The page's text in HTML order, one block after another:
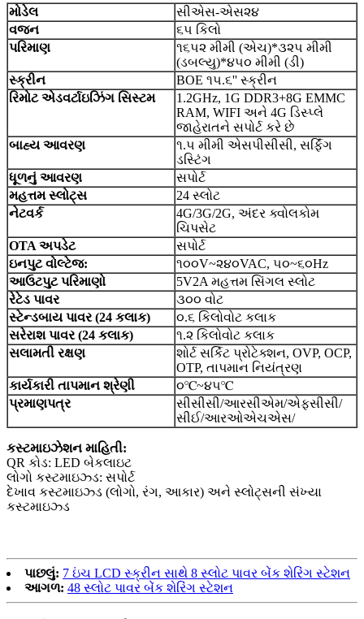
મોડેલ
સીએસ-એસ૨૪
વજન
૬૫ કિલો
પરિમાણ
૧૬૫૨ મીમી (એચ)*૩૨૫ મીમી
(ડબલ્યુ)*૪૫૦ મીમી (ડી)
સ્ક્રીન
BOE ૧૫.૬'' સ્ક્રીન
રિમોટ એડવર્ટાઇઝિંગ સિસ્ટમ
1.2GHz, 1G DDR3+8G EMMC
RAM, WIFI અને 4G ડિસ્પ્લે
જાહેરાતને સપોર્ટ કરે છે
બાહ્ય આવરણ
૧.૫ મીમી એસપીસીસી, સર્ફિંગ
ડસ્ટિંગ
ધૂળનું આવરણ
સપોર્ટ
મહત્તમ સ્લોટ્સ
24 સ્લોટ
નેટવર્ક
4G/3G/2G, અંદર ક્વોલકોમ
ચિપસેટ
OTA અપડેટ
સપોર્ટ
ઇનપુટ વોલ્ટેજ:
૧૦૦V~૨૪૦VAC, ૫૦~૬૦Hz
આઉટપુટ પરિમાણો
5V2A મહત્તમ સિંગલ સ્લોટ
રેટેડ પાવર
૩૦૦ વોટ
સ્ટેન્ડબાય પાવર (24 કલાક)
૦.૬ કિલોવોટ કલાક
સરેરાશ પાવર (24 કલાક)
૧.૨ કિલોવોટ કલાક
સલામતી રક્ષણ
શોર્ટ સર્કિટ પ્રોટેક્શન, OVP, OCP,
OTP, તાપમાન નિયંત્રણ
કાર્યકારી તાપમાન શ્રેણી
૦℃~૪૫℃
પ્રમાણપત્ર
સીસીસી/આરસીએમ/એફસીસી/
સીઈ/આરઓએચએસ/
કસ્ટમાઇઝેશન માહિતી:
QR કોડ: LED બેકલાઇટ
લોગો કસ્ટમાઇઝ્ડ: સપોર્ટ
દેખાવ કસ્ટમાઇઝ્ડ (લોગો, રંગ, આકાર) અને સ્લોટ્સની સંખ્યા
કસ્ટમાઇઝ્ડ
પાછલું: 7 ઇંચ LCD સ્ક્રીન સાથે 8 સ્લોટ પાવર બેંક શેરિંગ સ્ટેશન
આગળ: 48 સ્લોટ પાવર બેંક શેરિંગ સ્ટેશન